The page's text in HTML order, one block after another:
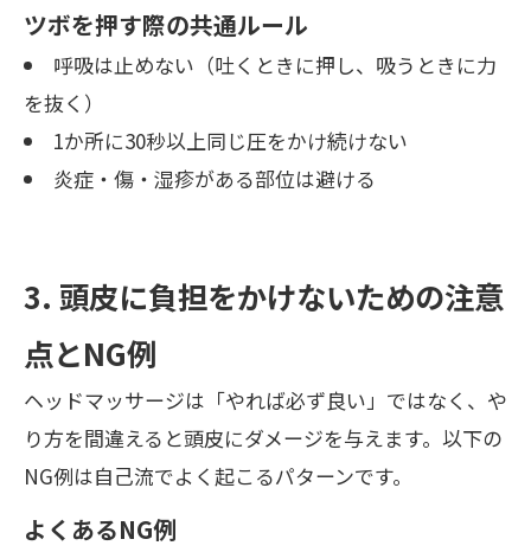
ツボを押す際の共通ルール
呼吸は止めない（吐くときに押し、吸うときに力
を抜く）
1か所に30秒以上同じ圧をかけ続けない
炎症・傷・湿疹がある部位は避ける
3. 頭皮に負担をかけないための注意
点とNG例
ヘッドマッサージは「やれば必ず良い」ではなく、や
り方を間違えると頭皮にダメージを与えます。以下の
NG例は自己流でよく起こるパターンです。
よくあるNG例